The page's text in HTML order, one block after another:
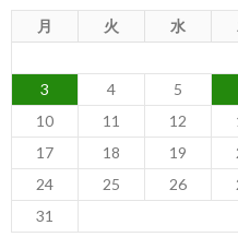
月 火 水
3
4 5
10
11 12
17
18 19
24
25 26
31